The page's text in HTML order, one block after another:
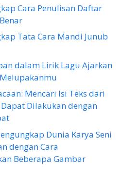
Cara Penulisan Daftar
Tata Cara Mandi Junub
dalam Lirik Lagu Ajarkan
Mencari Isi Teks dari
Dilakukan dengan
Dunia Karya Seni
dengan Cara
Beberapa Gambar